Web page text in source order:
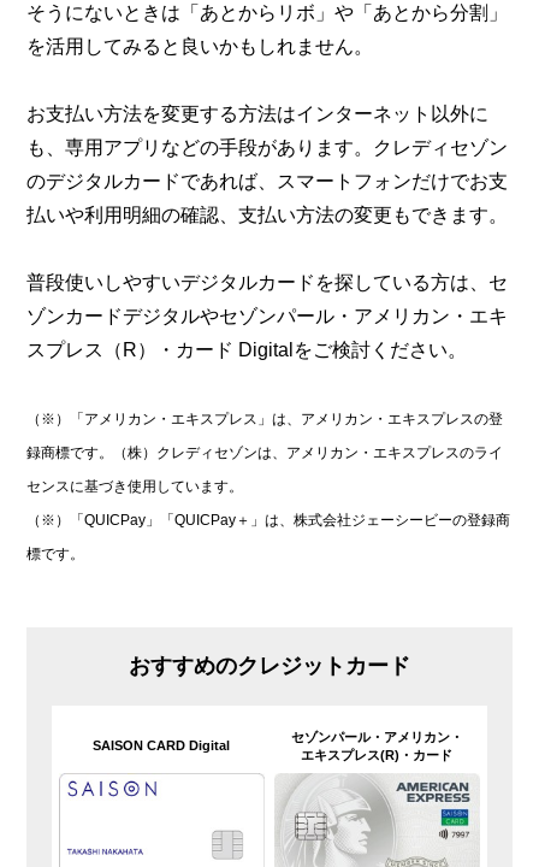
そうにないときは「あとからリボ」や「あとから分割」
を活用してみると良いかもしれません。
お支払い方法を変更する方法はインターネット以外に
も、専用アプリなどの手段があります。クレディセゾン
のデジタルカードであれば、スマートフォンだけでお支
払いや利用明細の確認、支払い方法の変更もできます。
普段使いしやすいデジタルカードを探している方は、セ
ゾンカードデジタルやセゾンパール・アメリカン・エキ
スプレス（R）・カード Digitalをご検討ください。
（※）「アメリカン・エキスプレス」は、アメリカン・エキスプレスの登
録商標です。（株）クレディセゾンは、アメリカン・エキスプレスのライ
センスに基づき使用しています。
（※）「QUICPay」「QUICPay＋」は、株式会社ジェーシービーの登録商
標です。
おすすめのクレジットカード
SAISON CARD Digital
セゾンパール・ アメリカン・
エキスプレス(R)・ カード